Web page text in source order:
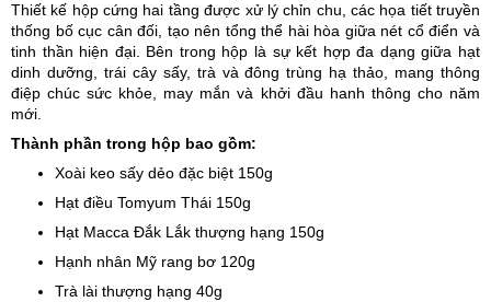
Thiết kế hộp cứng hai tầng được xử lý chỉn chu, các họa tiết truyền
thống bố cục cân đối, tạo nên tổng thể hài hòa giữa nét cổ điển và
tinh thần hiện đại. Bên trong hộp là sự kết hợp đa dạng giữa hạt
dinh dưỡng, trái cây sấy, trà và đông trùng hạ thảo, mang thông
điệp chúc sức khỏe, may mắn và khởi đầu hanh thông cho năm
mới.
Thành phần trong hộp bao gồm:
Xoài keo sấy dẻo đặc biệt 150g
Hạt điều Tomyum Thái 150g
Hạt Macca Đắk Lắk thượng hạng 150g
Hạnh nhân Mỹ rang bơ 120g
Trà lài thượng hạng 40g